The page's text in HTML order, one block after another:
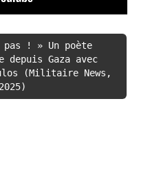
! » Un poète
Gaza avec
(Militaire News,